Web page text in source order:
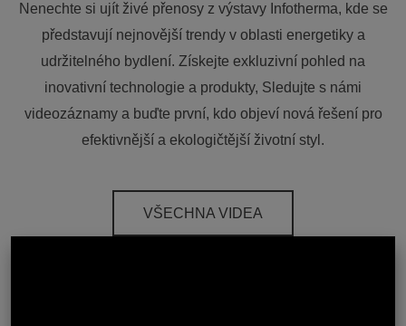
Nenechte si ujít živé přenosy z výstavy Infotherma, kde se
představují nejnovější trendy v oblasti energetiky a
udržitelného bydlení. Získejte exkluzivní pohled na
inovativní technologie a produkty, Sledujte s námi
videozáznamy a buďte první, kdo objeví nová řešení pro
efektivnější a ekologičtější životní styl.
VŠECHNA VIDEA